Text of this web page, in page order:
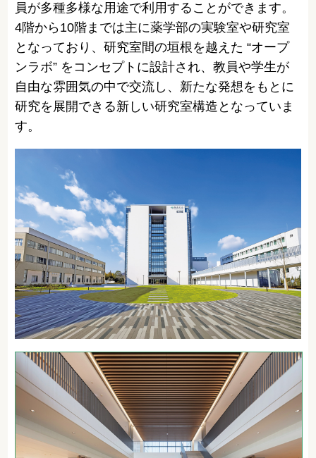
員が多種多様な用途で利用することができます。
4階から10階までは主に薬学部の実験室や研究室
となっており、研究室間の垣根を越えた “オープ
ンラボ” をコンセプトに設計され、教員や学生が
自由な雰囲気の中で交流し、新たな発想をもとに
研究を展開できる新しい研究室構造となっていま
す。